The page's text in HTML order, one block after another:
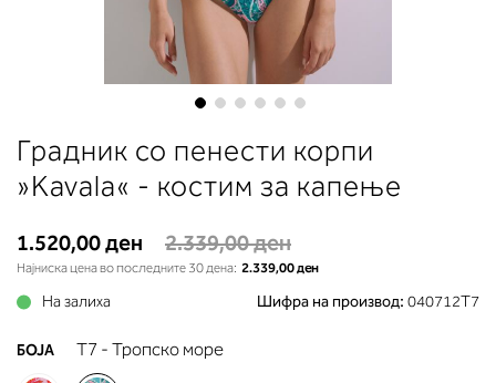
to
the
beginning
the
images
gallery
Градник со пенести корпи
»Kavala« - костим за капење
1.520,00 ден 2.339,00 ден
Најниска цена во последните 30 дена: 2.339,00 ден
На залиха Шифра на производ: 040712T7
БОЈА T7 - Тропско море
до вдлабнатината помеѓу
Во делот 2 ќе прочитате која
длабочина на корпата одговара
вашето мерење (А, Б...) -
во колоната што сте ја